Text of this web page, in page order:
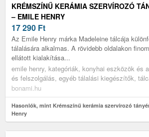
KRÉMSZÍNŰ KERÁMIA SZERVÍROZÓ
– EMILE HENRY
17 290 Ft
Az Emile Henry márka Madeleine tálcája
tálalására alkalmas. A rövidebb oldalakon
ellátott kialakítása...
emile henry, kategóriák, konyhai eszközök és
és felszolgálás, egyéb tálalási kiegészítők,
bonami.hu
Hasonlók, mint Krémszínű kerámia szervírozó
Henry